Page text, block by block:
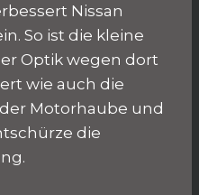
Nissan
So ist die kleine
Optik wegen dort
wie auch die
Motorhaube und
die